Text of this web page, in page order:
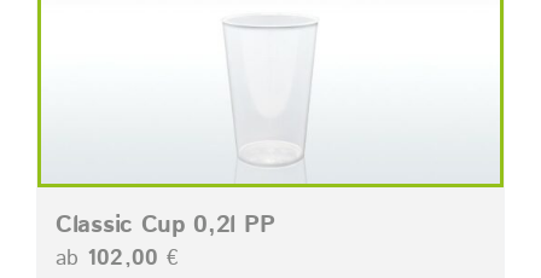
Classic Cup 0,2l PP
ab 102,00 €